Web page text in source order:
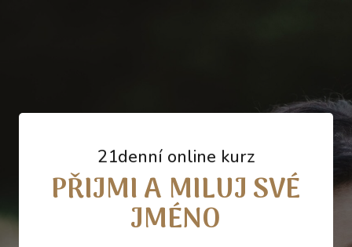
21denní online kurz
PŘIJMI A MILUJ SVÉ
JMÉNO